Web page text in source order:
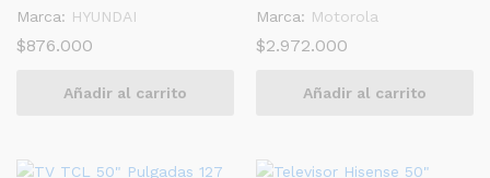
Marca: HYUNDAI
$876.000
Añadir al carrito
Marca: Motorola
$2.972.000
Añadir al carrito